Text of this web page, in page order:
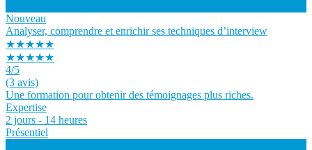
Nouveau
Analyser, comprendre et enrichir ses techniques d’interview
★★★★★
★★★★★
4/5
(3 avis)
Une formation pour obtenir des témoignages plus riches.
Expertise
2 jours - 14 heures
Présentiel